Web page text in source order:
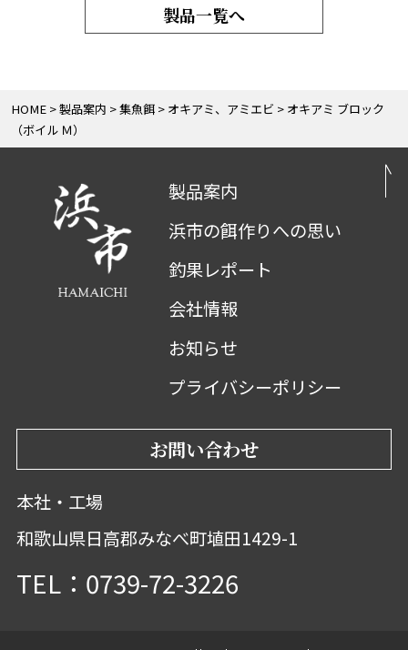
HOME 製品案内 集魚餌 オキアミ、アミエビ
オキアミ ブロック
（ボイル Ｍ）
製品一覧へ
製品案内
浜市の餌作りへの思い
釣果レポート
会社情報
お知らせ
プライバシーポリシー
お問い合わせ
本社・工場
和歌山県日高郡みなべ町埴田1429-1
TEL：0739-72-3226